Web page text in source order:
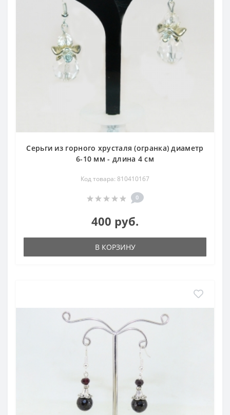
Серьги из горного хрусталя (огранка) диаметр
6-10 мм - длина 4 см
Код товара: 810410167
0
400 руб.
В КОРЗИНУ